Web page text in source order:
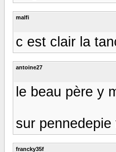
malfi
c est clair la
antoine27
le beau père y
sur
francky35f